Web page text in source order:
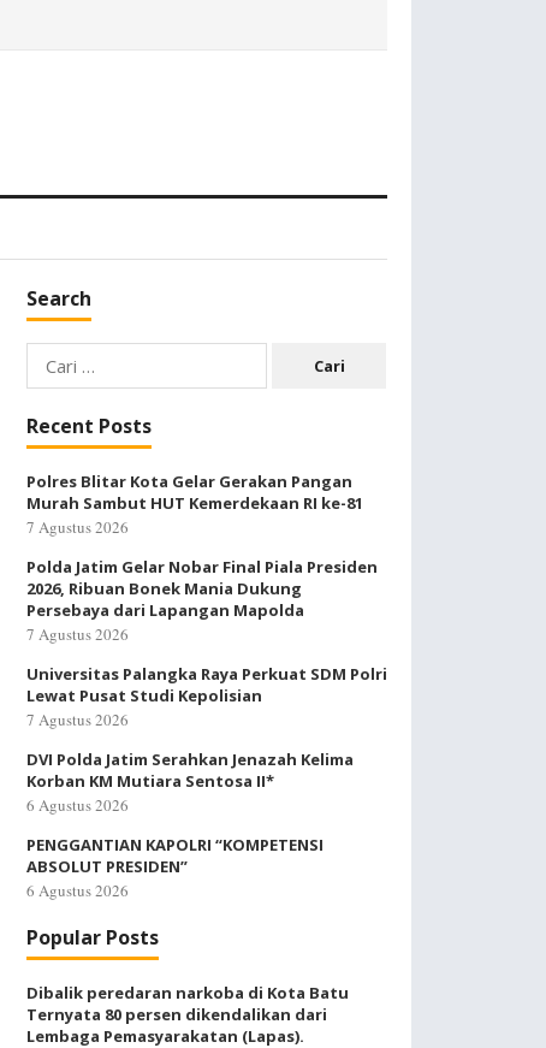
Search
Cari
untuk:
Recent Posts
Polres Blitar Kota Gelar Gerakan Pangan
Murah Sambut HUT Kemerdekaan RI ke-81
7 Agustus 2026
Polda Jatim Gelar Nobar Final Piala Presiden
2026, Ribuan Bonek Mania Dukung
Persebaya dari Lapangan Mapolda
7 Agustus 2026
Universitas Palangka Raya Perkuat SDM Polri
Lewat Pusat Studi Kepolisian
7 Agustus 2026
DVI Polda Jatim Serahkan Jenazah Kelima
Korban KM Mutiara Sentosa II*
6 Agustus 2026
PENGGANTIAN KAPOLRI “KOMPETENSI
ABSOLUT PRESIDEN”
6 Agustus 2026
Popular Posts
Dibalik peredaran narkoba di Kota Batu
Ternyata 80 persen dikendalikan dari
Lembaga Pemasyarakatan (Lapas).